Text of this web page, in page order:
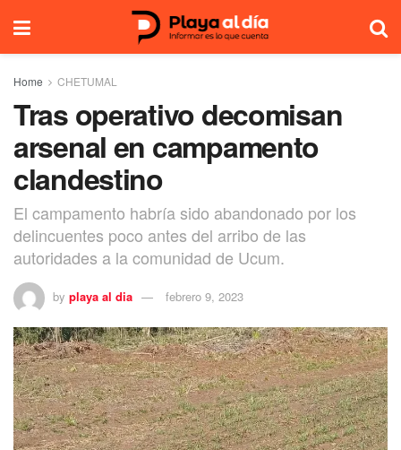
Home CHETUMAL
Tras operativo decomisan
arsenal en campamento
clandestino
El campamento habría sido abandonado por los
delincuentes poco antes del arribo de las
autoridades a la comunidad de Ucum.
by playa al dia febrero 9, 2023